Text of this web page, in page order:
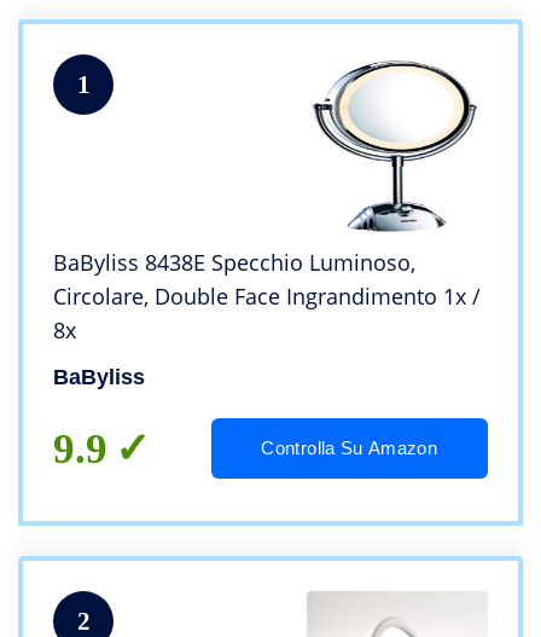
1
BaByliss 8438E Specchio Luminoso,
Circolare, Double Face Ingrandimento 1x /
8x
BaByliss
9.9 Controlla Su Amazon
2